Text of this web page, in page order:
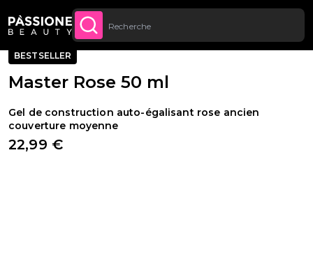
Jusqu’à 20 € de réduction sur votre
première commande
CONTENU
Fil d'Ariane
Reconstruction de l'ongle
· Gels Monophase et Triphase
BESTSELLER
Master Rose 50 ml
Gel de construction auto-égalisant rose ancien
couverture moyenne
22,99 €